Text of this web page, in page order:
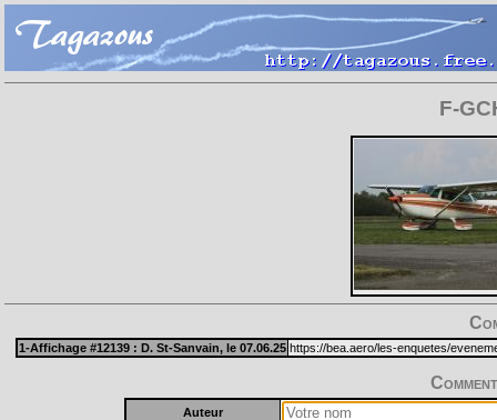
F-
1-Affichage #12139 : D. St-Sanvain, le 07.06.25 https://bea.aero/les-enquetes/
Auteur